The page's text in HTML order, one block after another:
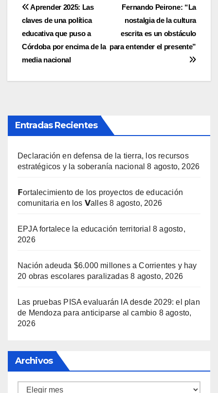
Navegación
de
entradas
Fernando Peirone: “La
nostalgia de la cultura
escrita es un obstáculo
para entender el presente”
Aprender 2025: Las
claves de una política
educativa que puso a
Córdoba por encima de la
media nacional
Entradas Recientes
Declaración en defensa de la tierra, los recursos
estratégicos y la soberanía nacional 8 agosto, 2026
𝗙ortalecimiento de los proyectos de educación
comunitaria en los 𝗩alles 8 agosto, 2026
EPJA fortalece la educación territorial 8 agosto,
2026
Nación adeuda $6.000 millones a Corrientes y hay
20 obras escolares paralizadas 8 agosto, 2026
Las pruebas PISA evaluarán IA desde 2029: el plan
de Mendoza para anticiparse al cambio 8 agosto,
2026
Archivos
Archivos